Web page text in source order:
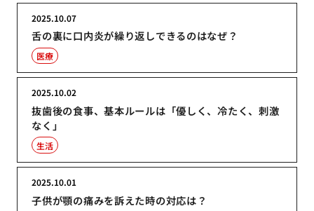
舌の裏に口内炎が繰り返しできるのはなぜ？
2025.10.07
医療
抜歯後の食事、基本ルールは「優しく、冷たく、刺激
なく」
2025.10.02
生活
子供が顎の痛みを訴えた時の対応は？
2025.10.01